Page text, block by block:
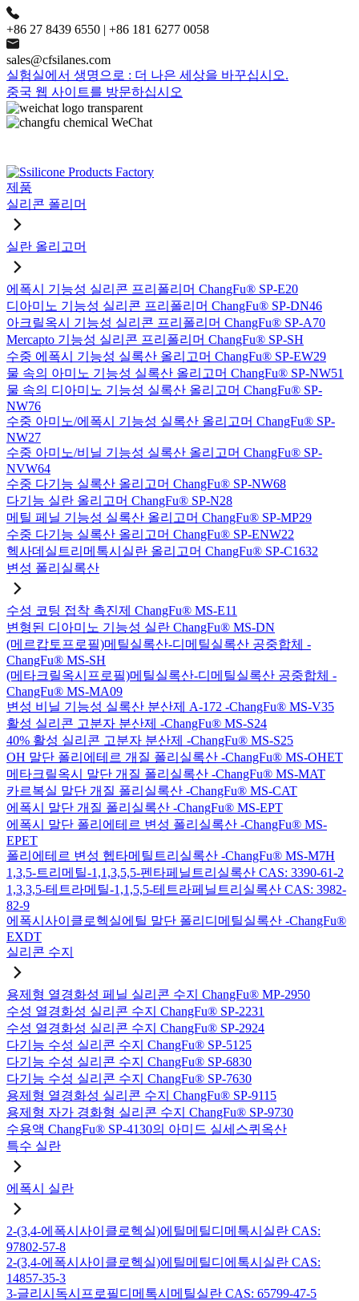
+86 27 8439 6550 | +86 181 6277 0058
sales@cfsilanes.com
실험실에서 생명으로 : 더 나은 세상을 바꾸십시오.
중국 웹 사이트를 방문하십시오
제품
실리콘 폴리머
실란 올리고머
에폭시 기능성 실리콘 프리폴리머 ChangFu® SP-E20
디아미노 기능성 실리콘 프리폴리머 ChangFu® SP-DN46
아크릴옥시 기능성 실리콘 프리폴리머 ChangFu® SP-A70
Mercapto 기능성 실리콘 프리폴리머 ChangFu® SP-SH
수중 에폭시 기능성 실록산 올리고머 ChangFu® SP-EW29
물 속의 아미노 기능성 실록산 올리고머 ChangFu® SP-NW51
물 속의 디아미노 기능성 실록산 올리고머 ChangFu® SP-
NW76
수중 아미노/에폭시 기능성 실록산 올리고머 ChangFu® SP-
NW27
수중 아미노/비닐 기능성 실록산 올리고머 ChangFu® SP-
NVW64
수중 다기능 실록산 올리고머 ChangFu® SP-NW68
다기능 실란 올리고머 ChangFu® SP-N28
메틸 페닐 기능성 실록산 올리고머 ChangFu® SP-MP29
수중 다기능 실록산 올리고머 ChangFu® SP-ENW22
헥사데실트리메톡시실란 올리고머 ChangFu® SP-C1632
변성 폴리실록산
수성 코팅 접착 촉진제 ChangFu® MS-E11
변형된 디아미노 기능성 실란 ChangFu® MS-DN
(메르캅토프로필)메틸실록산-디메틸실록산 공중합체 -
ChangFu® MS-SH
(메타크릴옥시프로필)메틸실록산-디메틸실록산 공중합체 -
ChangFu® MS-MA09
변성 비닐 기능성 실록산 분산제 A-172 -ChangFu® MS-V35
활성 실리콘 고분자 분산제 -ChangFu® MS-S24
40% 활성 실리콘 고분자 분산제 -ChangFu® MS-S25
OH 말단 폴리에테르 개질 폴리실록산 -ChangFu® MS-OHET
메타크릴옥시 말단 개질 폴리실록산 -ChangFu® MS-MAT
카르복실 말단 개질 폴리실록산 -ChangFu® MS-CAT
에폭시 말단 개질 폴리실록산 -ChangFu® MS-EPT
에폭시 말단 폴리에테르 변성 폴리실록산 -ChangFu® MS-
EPET
폴리에테르 변성 헵타메틸트리실록산 -ChangFu® MS-M7H
1,3,5-트리메틸-1,1,3,5,5-펜타페닐트리실록산 CAS: 3390-61-2
1,3,3,5-테트라메틸-1,1,5,5-테트라페닐트리실록산 CAS: 3982-
82-9
에폭시사이클로헥실에틸 말단 폴리디메틸실록산 -ChangFu®
EXDT
실리콘 수지
용제형 열경화성 페닐 실리콘 수지 ChangFu® MP-2950
수성 열경화성 실리콘 수지 ChangFu® SP-2231
수성 열경화성 실리콘 수지 ChangFu® SP-2924
다기능 수성 실리콘 수지 ChangFu® SP-5125
다기능 수성 실리콘 수지 ChangFu® SP-6830
다기능 수성 실리콘 수지 ChangFu® SP-7630
용제형 열경화성 실리콘 수지 ChangFu® SP-9115
용제형 자가 경화형 실리콘 수지 ChangFu® SP-9730
수용액 ChangFu® SP-4130의 아미드 실세스퀴옥산
특수 실란
에폭시 실란
2-(3,4-에폭시사이클로헥실)에틸메틸디메톡시실란 CAS:
97802-57-8
2-(3,4-에폭시사이클로헥실)에틸메틸디에톡시실란 CAS:
14857-35-3
3-글리시독시프로필디메톡시메틸실란 CAS: 65799-47-5